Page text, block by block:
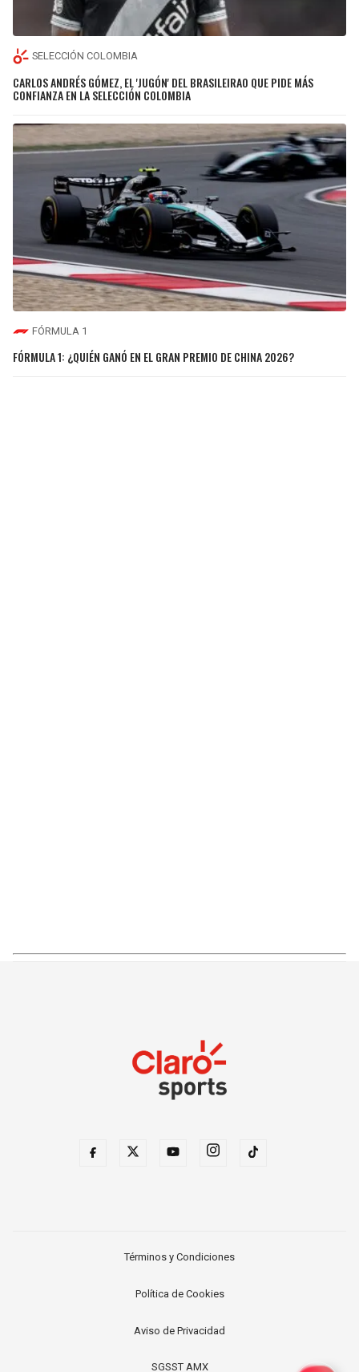
SELECCIÓN COLOMBIA
CARLOS ANDRÉS GÓMEZ, EL 'JUGÓN' DEL BRASILEIRAO QUE PIDE MÁS
CONFIANZA EN LA SELECCIÓN COLOMBIA
FÓRMULA 1
FÓRMULA 1: ¿QUIÉN GANÓ EN EL GRAN PREMIO DE CHINA 2026?
Términos y Condiciones
Política de Cookies
Aviso de Privacidad
SGSST AMX